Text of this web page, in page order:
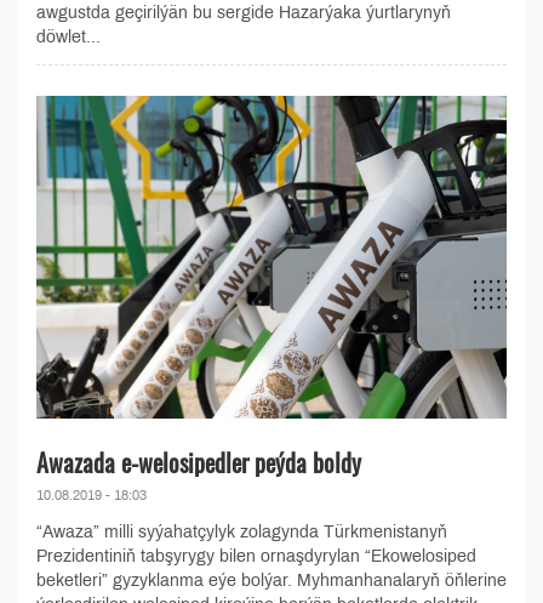
awgustda geçirilýän bu sergide Hazarýaka ýurtlarynyň
döwlet...
Awazada e-welosipedler peýda boldy
10.08.2019 - 18:03
“Awaza” milli syýahatçylyk zolagynda Türkmenistanyň
Prezidentiniň tabşyrygy bilen ornaşdyrylan “Ekowelosiped
beketleri” gyzyklanma eýe bolýar. Myhmanhanalaryň öňlerine